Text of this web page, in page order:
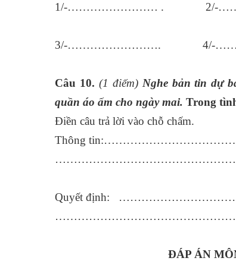
1/-…………………… . 2/-
3/-……………………. 4/-
Câu 10. (1 điếm) Nghe bản tin dự
quần áo ấm cho ngày mai. Trong
Điền câu trả lời vào chỗ chấm.
Thông
Quyết định:
ĐÁP ÁN